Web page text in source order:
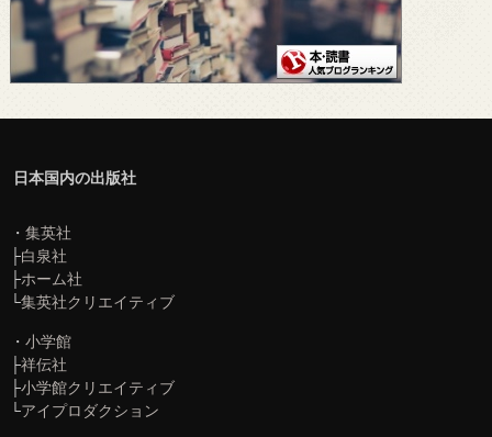
日本国内の出版社
・ 集英社
├白泉社
├ホーム社
└集英社クリエイティブ
・ 小学館
├祥伝社
├小学館クリエイティブ
└アイプロダクション